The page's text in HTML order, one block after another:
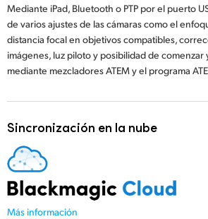
Mediante iPad, Bluetooth o PTP por el puerto
de varios ajustes de las cámaras como el
distancia focal en objetivos compatibles,
imágenes, luz piloto y posibilidad de
mediante mezcladores ATEM y el programa
Sincronización en la nube
Más información